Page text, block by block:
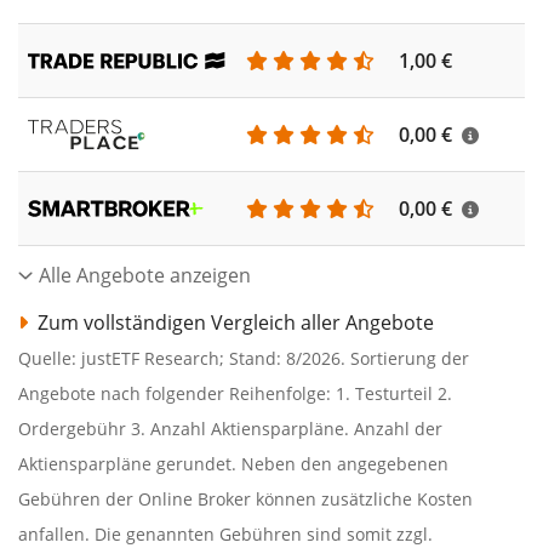
1,00 €
0,00 €
0,00 €
Alle Angebote anzeigen
Zum vollständigen Vergleich aller Angebote
Quelle: justETF Research; Stand: 8/2026. Sortierung der
Angebote nach folgender Reihenfolge: 1. Testurteil 2.
Ordergebühr 3. Anzahl Aktiensparpläne. Anzahl der
Aktiensparpläne gerundet. Neben den angegebenen
Gebühren der Online Broker können zusätzliche Kosten
anfallen. Die genannten Gebühren sind somit zzgl.